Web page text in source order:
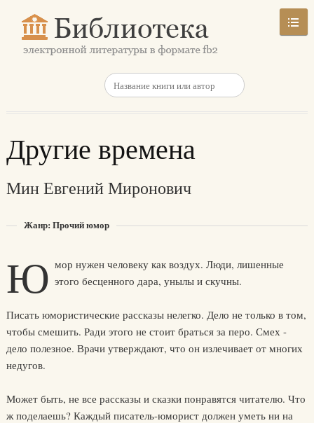
Другие времена
Мин Евгений Миронович
Жанр: Прочий юмор
Ю мор нужен человеку как воздух. Люди, лишенные
этого бесценного дара, унылы и скучны.
Писать юмористические рассказы нелегко. Дело не только в том,
чтобы смешить. Ради этого не стоит браться за перо. Смех -
дело полезное. Врачи утверждают, что он излечивает от многих
недугов.
Может быть, не все рассказы и сказки понравятся читателю. Что
ж поделаешь? Каждый писатель-юморист должен уметь ни на